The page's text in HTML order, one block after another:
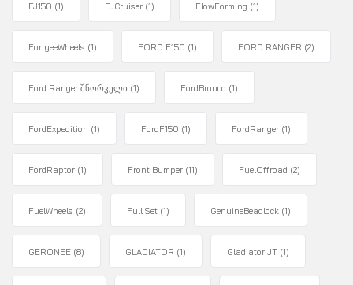
FJ150 (1) FJCruiser (1) FlowForming (1)
FonyeeWheels (1) FORD F150 (1) FORD RANGER (2)
Ford Ranger შნორკელი (1) FordBronco (1)
FordExpedition (1) FordF150 (1) FordRanger (1)
FordRaptor (1) Front Bumper (11) FuelOffroad (2)
FuelWheels (2) Full Set (1) GenuineBeadlock (1)
GERONEE (8) GLADIATOR (1) Gladiator JT (1)